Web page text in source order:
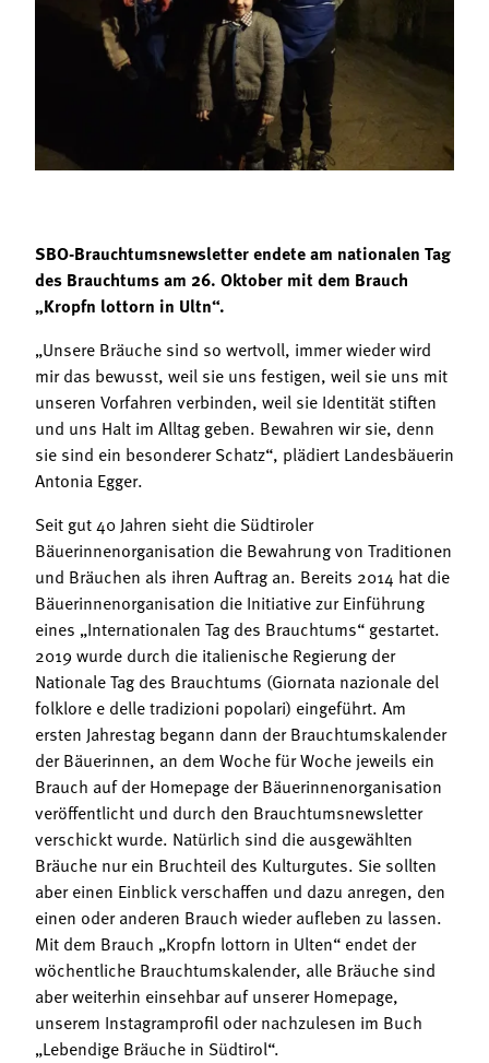
Mitgliedschaft
Bäuerliche Buffets
Hofgeschichten
SBO-Brauchtumsnewsletter endete am nationalen Tag
des Brauchtums am 26. Oktober mit dem Brauch
„Kropfn lottorn in Ultn“.
„Unsere Bräuche sind so wertvoll, immer wieder wird
mir das bewusst, weil sie uns festigen, weil sie uns mit
unseren Vorfahren verbinden, weil sie Identität stiften
und uns Halt im Alltag geben. Bewahren wir sie, denn
sie sind ein besonderer Schatz“, plädiert Landesbäuerin
Antonia Egger.
Seit gut 40 Jahren sieht die Südtiroler
Bäuerinnenorganisation die Bewahrung von Traditionen
und Bräuchen als ihren Auftrag an. Bereits 2014 hat die
Bäuerinnenorganisation die Initiative zur Einführung
eines „Internationalen Tag des Brauchtums“ gestartet.
2019 wurde durch die italienische Regierung der
Nationale Tag des Brauchtums (Giornata nazionale del
folklore e delle tradizioni popolari) eingeführt. Am
ersten Jahrestag begann dann der Brauchtumskalender
der Bäuerinnen, an dem Woche für Woche jeweils ein
Brauch auf der Homepage der Bäuerinnenorganisation
veröffentlicht und durch den Brauchtumsnewsletter
verschickt wurde. Natürlich sind die ausgewählten
Bräuche nur ein Bruchteil des Kulturgutes. Sie sollten
aber einen Einblick verschaffen und dazu anregen, den
einen oder anderen Brauch wieder aufleben zu lassen.
Mit dem Brauch „Kropfn lottorn in Ulten“ endet der
wöchentliche Brauchtumskalender, alle Bräuche sind
aber weiterhin einsehbar auf unserer Homepage,
unserem Instagramprofil oder nachzulesen im Buch
„Lebendige Bräuche in Südtirol“.